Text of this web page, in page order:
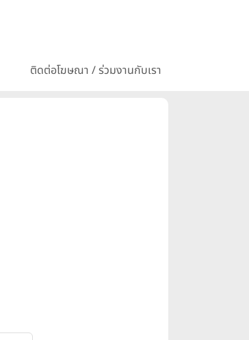
ติดต่อโฆษณา / ร่วมงานกับเรา